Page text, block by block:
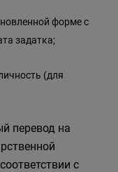
форме с
задатка;
(для
перевод на
с